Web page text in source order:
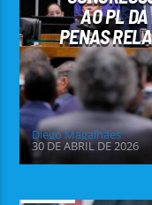
AO PL
PENAS
Diego Magalhães
30 DE ABRIL DE 2026